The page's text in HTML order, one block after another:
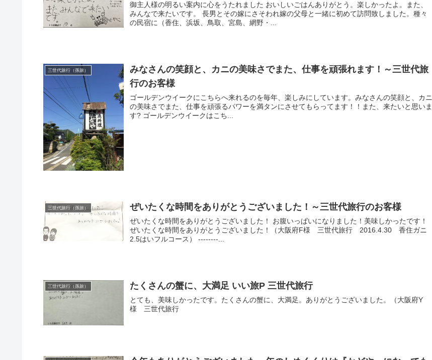
御主人様の明るい案内に心をうたれました おいしいごはんありがとう。楽しかったよ。また、
みんなで来たいです。 長男とその嫁にさそわれ嫁の父母と一緒に初めて訪問致しました。種々
の民宿に（香住、浜坂、鳥取、宮島、網野・...
三世代旅行（孫旅）
みなさんの笑顔と、カニの美味さでまた、仕事を頑張れます！～三世代旅
行のお客様
ゴールデンウイークにこちらへ来れるのを毎年、楽しみにしています。みなさんの笑顔と、カニ
の美味さでまた、仕事を頑張るパワーを満タンにさせてもらってます！！また、来たいと思いま
す? ゴールデンウイークはこち...
三世代旅行（孫旅） ぜいたくな時間をありがとうございました！～三世代旅行のお客様
ぜいたくな時間をありがとうございました！ お腹いっぱいになりました！美味しかったです！
ぜいたくな時間をありがとうございました！（大阪府F様 三世代旅行 2016.4.30 香住ガニ
2.5はいフルコース） --------...
三世代旅行（孫旅） たくさんの蟹に、大満足 いい旅P 三世代旅行
とても、美味しかったです。たくさんの蟹に、大満足。ありがとうございました。（大阪府Y
様 三世代旅行